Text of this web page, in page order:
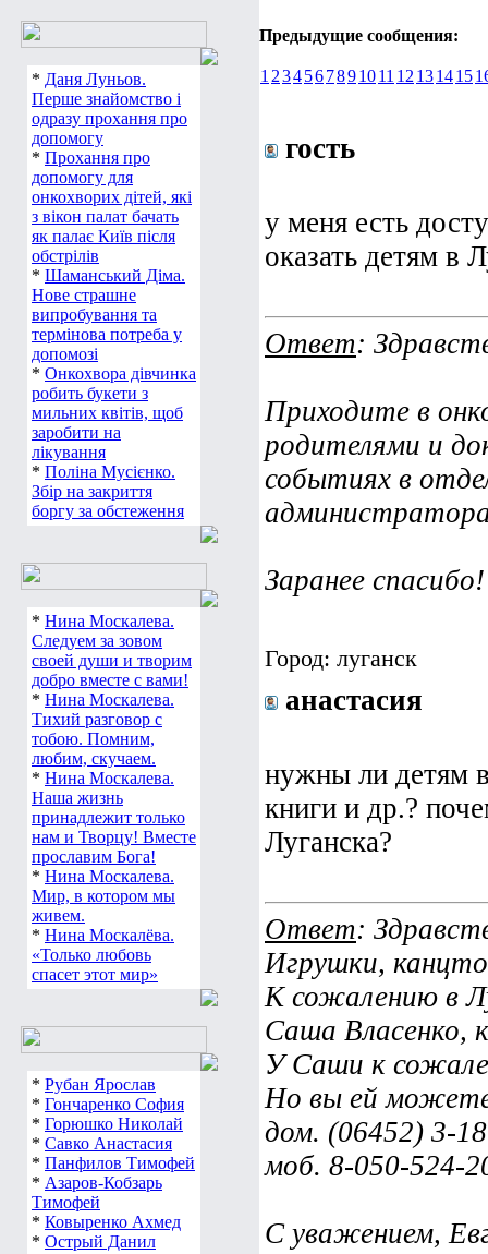
* Даня Луньов.
Перше знайомство і
одразу прохання про
допомогу
* Прохання про
допомогу для
онкохворих дітей, які
з вікон палат бачать
як палає Київ після
обстрілів
* Шаманський Діма.
Нове страшне
випробування та
термінова потреба у
допомозі
* Онкохвора дівчинка
робить букети з
мильних квітів, щоб
заробити на
лікування
* Поліна Мусієнко.
Збір на закриття
боргу за обстеження
* Нина Москалева.
Следуем за зовом
своей души и творим
добро вместе с вами!
* Нина Москалева.
Тихий разговор с
тобою. Помним,
любим, скучаем.
* Нина Москалева.
Наша жизнь
принадлежит только
нам и Творцу! Вместе
прославим Бога!
* Нина Москалева.
Мир, в котором мы
живем.
* Нина Москалёва.
«Только любовь
спасет этот мир»
* Рубан Ярослав
* Гончаренко София
* Горюшко Николай
* Савко Анастасия
* Панфилов Тимофей
* Азаров-Кобзарь
Тимофей
* Ковыренко Ахмед
* Острый Данил
Предыдущие сообщения:
1 234567891011 12 131415
гость
у меня есть
оказать детям в
Ответ:
Приходите в
родителями и
событиях в
Заранее спасибо!
Город: луганск
анастасия
нужны ли детям
книги и др.?
Луганска?
Ответ:
Игрушки,
К сожалению в
Саша Власенко,
У Саши к
Но вы ей
дом. (06452) 3-
моб. 8-050-524-
С уважением,